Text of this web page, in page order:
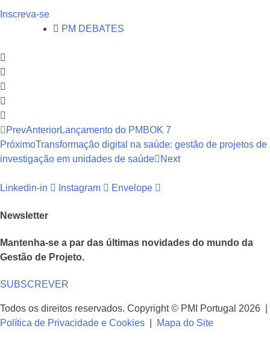
Inscreva-se
PM DEBATES
PrevAnteriorLançamento do PMBOK 7
PróximoTransformação digital na saúde: gestão de projetos de
investigação em unidades de saúde
Next
Linkedin-in Instagram Envelope
Newsletter
Mantenha-se a par das últimas novidades do mundo da
Gestão de Projeto.
SUBSCREVER
Todos os direitos reservados. Copyright © PMI Portugal 2026 |
Política de Privacidade e Cookies
Mapa do Site